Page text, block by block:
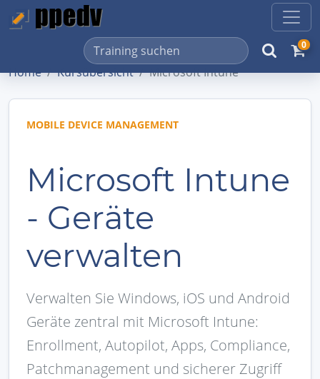
0
Home Kursübersicht Microsoft Intune
MOBILE DEVICE MANAGEMENT
Microsoft Intune
- Geräte
verwalten
Verwalten Sie Windows, iOS und Android
Geräte zentral mit Microsoft Intune:
Enrollment, Autopilot, Apps, Compliance,
Patchmanagement und sicherer Zugriff